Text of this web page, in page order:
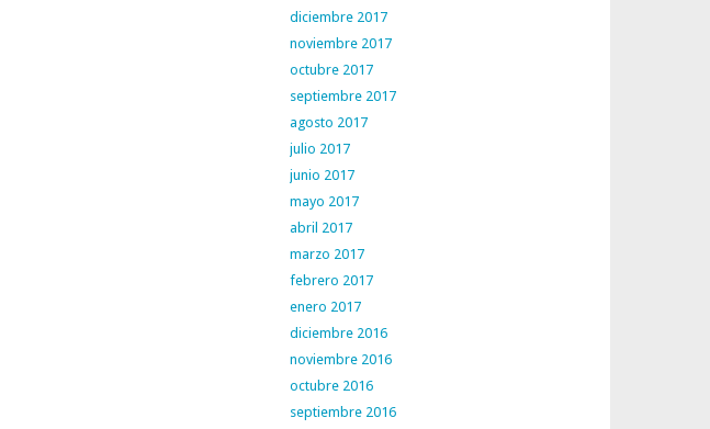
diciembre 2017
noviembre 2017
octubre 2017
septiembre 2017
agosto 2017
julio 2017
junio 2017
mayo 2017
abril 2017
marzo 2017
febrero 2017
enero 2017
diciembre 2016
noviembre 2016
octubre 2016
septiembre 2016